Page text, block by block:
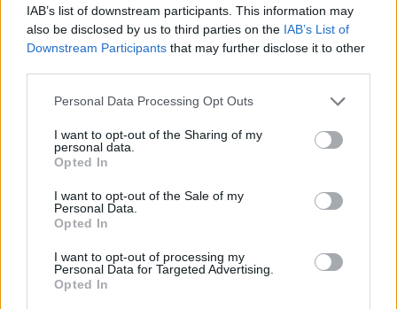
IAB’s list of downstream participants. This information may
also be disclosed by us to third parties on the IAB’s List of
Downstream Participants that may further disclose it to other
Personal Data Processing Opt Outs
I want to opt-out of the Sharing of my
personal data.
Opted In
I want to opt-out of the Sale of my
Personal Data.
Opted In
I want to opt-out of processing my
Personal Data for Targeted Advertising.
Opted In